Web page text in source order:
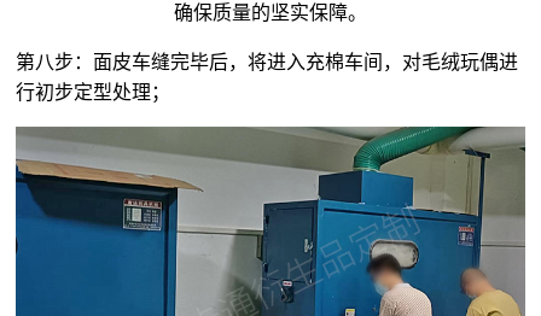
确保质量的坚实保障。
第八步：面皮车缝完毕后，将进入充棉车间，对毛绒玩偶进
行初步定型处理；